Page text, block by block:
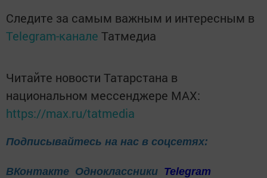
Следите за самым важным и интересным в
Telegram-канале Татмедиа
Читайте новости Татарстана в
национальном мессенджере MАХ:
https://max.ru/tatmedia
Подписывайтесь на нас в соцсетях:
ВКонтакте Одноклассники Telegram